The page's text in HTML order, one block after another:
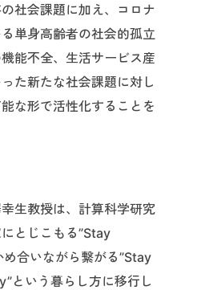
社会課題に加え、コロナ
単身高齢者の社会的孤立
能不全、生活サービス産
た新たな社会課題に対し
な形で活性化することを
生教授は、計算科学研究
とじこもる”Stay
合いながら繋がる”Stay
という暮らし方に移行し